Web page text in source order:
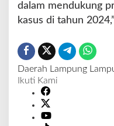
dalam mendukung
kasus di tahun
Daerah Lampung
Ikuti Kami